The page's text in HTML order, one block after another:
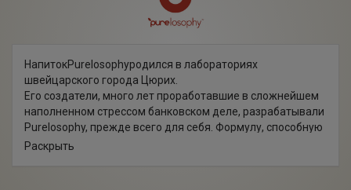
НапитокPurelosophyродился в лабораториях
швейцарского города Цюрих.
Его создатели, много лет проработавшие в сложнейшем
наполненном стрессом банковском деле, разрабатывали
Purelosophy, прежде всего для себя. Формулу, способную
помочь им справиться с постоянным стрессом и вернуть
Раскрыть